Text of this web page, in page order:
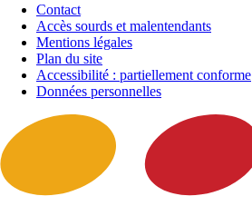
Contact
Accès sourds et malentendants
Mentions légales
Plan du site
Accessibilité : partiellement conforme
Données personnelles